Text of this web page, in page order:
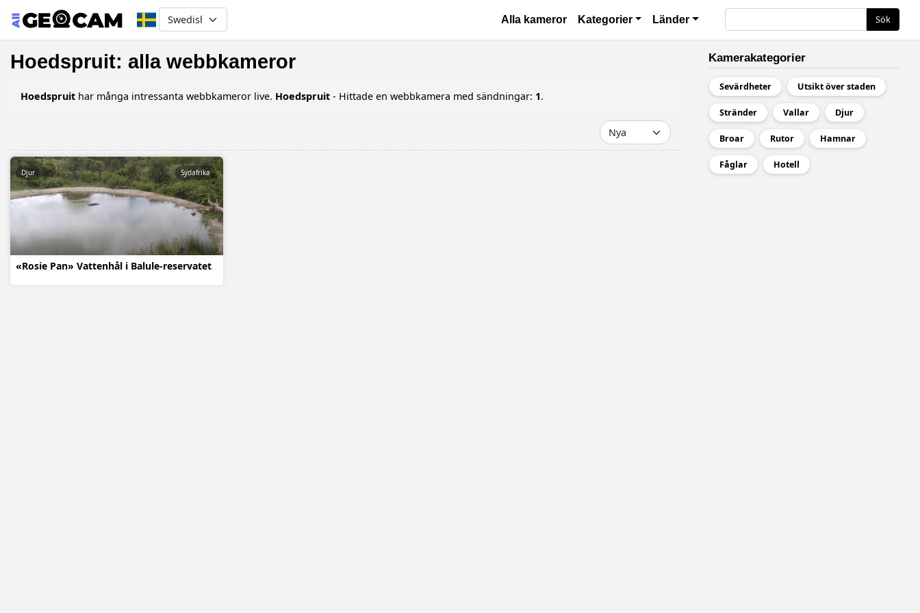
Select your language Основная навигация
Alla kameror Kategorier Länder Sök
Hoedspruit: alla webbkameror
Hoedspruit har många intressanta webbkameror live. Hoedspruit - Hittade en webbkamera med sändningar: 1.
«Rosie Pan» Vattenhål i Balule-reservatet
Djur Sydafrika
Kamerakategorier
Sevärdheter Utsikt över staden
Stränder Vallar Djur
Broar Rutor Hamnar
Fåglar Hotell